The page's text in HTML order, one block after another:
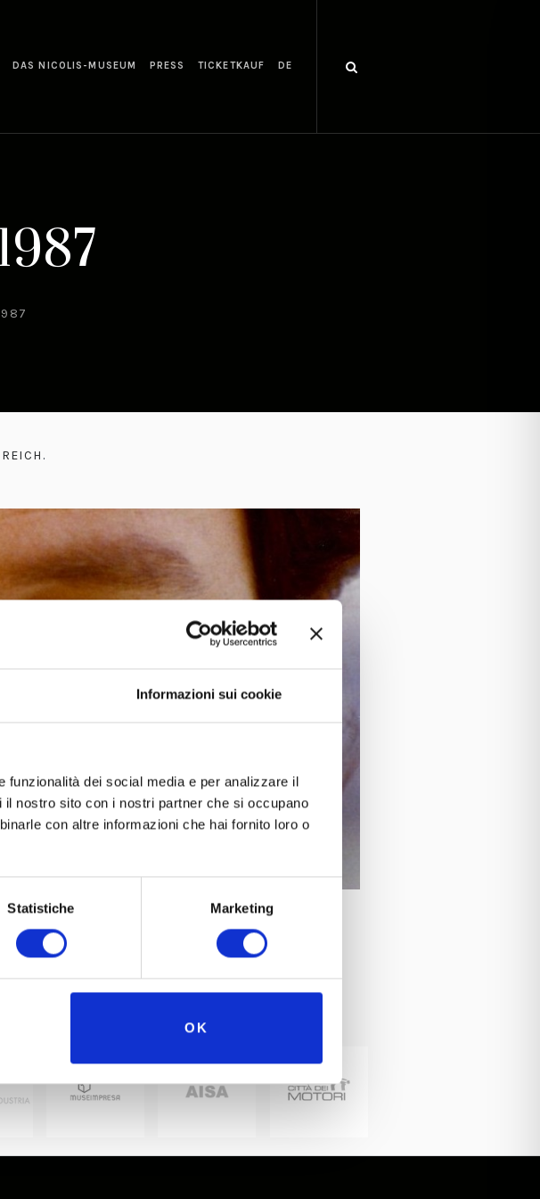
Informazioni sui cookie
dei social media e per analizzare il
nostro sito con i nostri partner che si occupano
con altre informazioni che hai fornito loro o
Statistiche Marketing
OK
DAS NICOLIS-MUSEUM PRESS TICKETKAUF DE
.